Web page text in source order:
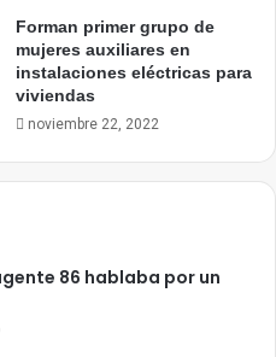
Forman primer grupo de
mujeres auxiliares en
instalaciones eléctricas para
viviendas
noviembre 22, 2022
86 hablaba por un